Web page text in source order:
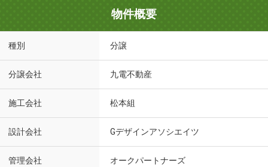
物件概要
種別 分譲
分譲会社 九電不動産
施工会社 松本組
設計会社 Gデザインアソシエイツ
管理会社 オークパートナーズ